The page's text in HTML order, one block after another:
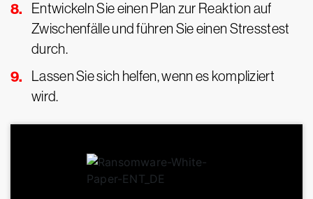
Entwickeln Sie einen Plan zur Reaktion auf
Zwischenfälle und führen Sie einen Stresstest
durch.
Lassen Sie sich helfen, wenn es kompliziert
wird.